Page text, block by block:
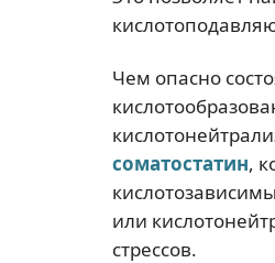
Чем опасно
соматостатин,
или
стрессов.